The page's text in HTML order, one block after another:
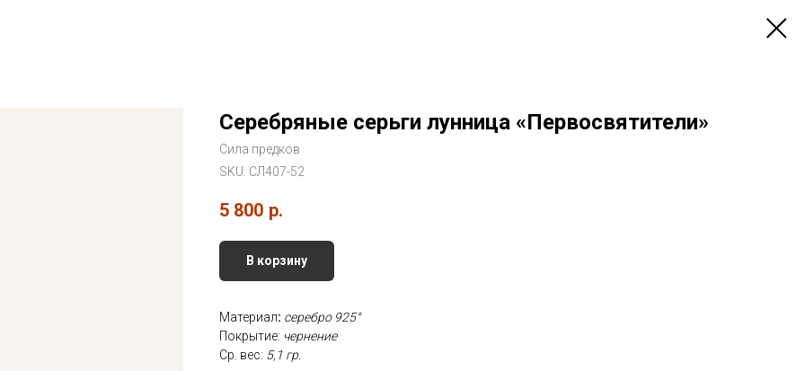
Серебряные серьги лунница «Первосвятители»
Сила предков
SKU: СЛ407-52
5 800 р.
В корзину
Материал: серебро 925°
Покрытие: чернение
Ср. вес: 5,1 гр.